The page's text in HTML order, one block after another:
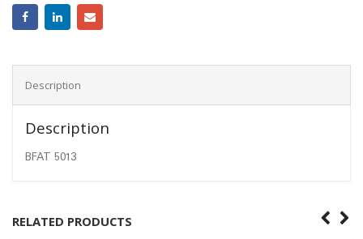
Description
Description
BFAT 5013
RELATED PRODUCTS